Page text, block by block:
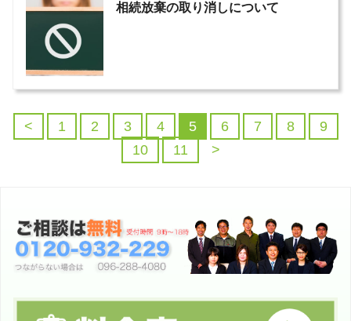
相続放棄の取り消しについて
< 1 2 3 4 5 6 7 8
9
10
11 >